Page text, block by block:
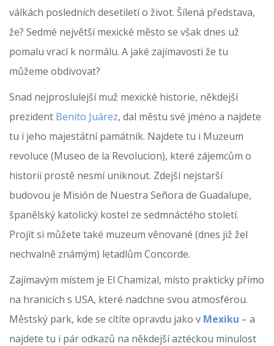
válkách posledních desetiletí o život. Šílená představa,
že? Sedmé největší mexické město se však dnes už
pomalu vrací k normálu. A jaké zajímavosti že tu
můžeme obdivovat?
Snad nejproslulejší muž mexické historie, někdejší
prezident Benito Juárez, dal městu své jméno a najdete
tu i jeho majestátní památník. Najdete tu i Muzeum
revoluce (Museo de la Revolucion), které zájemcům o
historii prostě nesmí uniknout. Zdejší nejstarší
budovou je Misión de Nuestra Señora de Guadalupe,
španělský katolický kostel ze sedmnáctého století.
Projít si můžete také muzeum věnované (dnes již žel
nechvalně známým) letadlům Concorde.
Zajímavým místem je El Chamizal, místo prakticky přímo
na hranicích s USA, které nadchne svou atmosférou.
Městský park, kde se cítíte opravdu jako v Mexiku – a
najdete tu i pár odkazů na někdejší aztéckou minulost